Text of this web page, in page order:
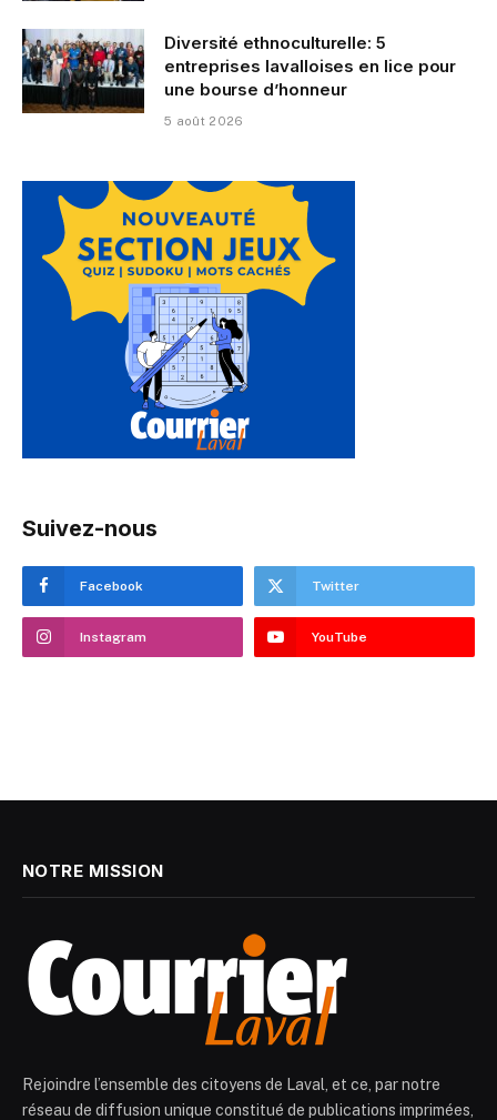
Diversité ethnoculturelle: 5
entreprises lavalloises en lice pour
une bourse d’honneur
5 août 2026
Suivez-nous
Facebook Twitter
Instagram YouTube
NOTRE MISSION
Rejoindre l’ensemble des citoyens de Laval, et ce, par notre
réseau de diffusion unique constitué de publications imprimées,